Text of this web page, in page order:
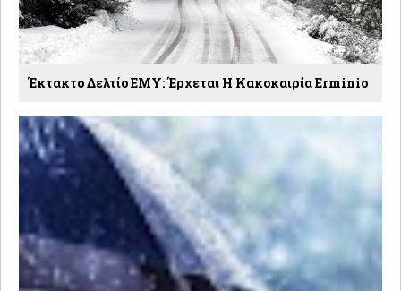
Έκτακτο Δελτίο ΕΜΥ: Έρχεται Η Κακοκαιρία Erminio